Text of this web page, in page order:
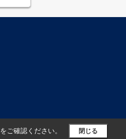
をご確認ください。 閉じる